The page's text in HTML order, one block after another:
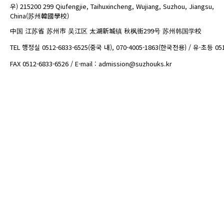
우) 215200 299 Qiufengjie, Taihuxincheng, Wujiang, Suzhou, Jiangsu,
China(苏州韓國學校)
中国 江苏省 苏州市 吴江区 太湖新城镇 秋枫街299号 苏州韩国学校
TEL 행정실 0512-6833-6525(중국 내), 070-4005-1863(한국전용) / 유·초등
FAX 0512-6833-6526 / E-mail : admission@suzhouks.kr